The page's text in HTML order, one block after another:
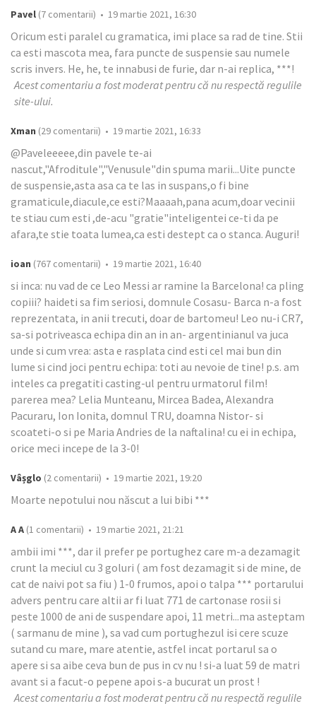
Pavel (7 comentarii) • 19 martie 2021, 16:30
Oricum esti paralel cu gramatica, imi place sa rad de tine. Stii
ca esti mascota mea, fara puncte de suspensie sau numele
scris invers. He, he, te innabusi de furie, dar n-ai replica, ***!
Acest comentariu a fost moderat pentru că nu respectă regulile
site-ului.
Xman (29 comentarii) • 19 martie 2021, 16:33
@Paveleeeee,din pavele te-ai
nascut,"Afroditule","Venusule"din spuma marii...Uite puncte
de suspensie,asta asa ca te las in suspans,o fi bine
gramaticule,diacule,ce esti?Maaaah,pana acum,doar vecinii
te stiau cum esti ,de-acu "gratie"inteligentei ce-ti da pe
afara,te stie toata lumea,ca esti destept ca o stanca. Auguri!
ioan (767 comentarii) • 19 martie 2021, 16:40
si inca: nu vad de ce Leo Messi ar ramine la Barcelona! ca pling
copiii? haideti sa fim seriosi, domnule Cosasu- Barca n-a fost
reprezentata, in anii trecuti, doar de bartomeu! Leo nu-i CR7,
sa-si potriveasca echipa din an in an- argentinianul va juca
unde si cum vrea: asta e rasplata cind esti cel mai bun din
lume si cind joci pentru echipa: toti au nevoie de tine! p.s. am
inteles ca pregatiti casting-ul pentru urmatorul film!
parerea mea? Lelia Munteanu, Mircea Badea, Alexandra
Pacuraru, Ion Ionita, domnul TRU, doamna Nistor- si
scoateti-o si pe Maria Andries de la naftalina! cu ei in echipa,
orice meci incepe de la 3-0!
Vâșglo (2 comentarii) • 19 martie 2021, 19:20
Moarte nepotului nou născut a lui bibi ***
A A (1 comentarii) • 19 martie 2021, 21:21
ambii imi ***, dar il prefer pe portughez care m-a dezamagit
crunt la meciul cu 3 goluri ( am fost dezamagit si de mine, de
cat de naivi pot sa fiu ) 1-0 frumos, apoi o talpa *** portarului
advers pentru care altii ar fi luat 771 de cartonase rosii si
peste 1000 de ani de suspendare apoi, 11 metri...ma asteptam
( sarmanu de mine ), sa vad cum portughezul isi cere scuze
sutand cu mare, mare atentie, astfel incat portarul sa o
apere si sa aibe ceva bun de pus in cv nu ! si-a luat 59 de matri
avant si a facut-o pepene apoi s-a bucurat un prost !
Acest comentariu a fost moderat pentru că nu respectă regulile